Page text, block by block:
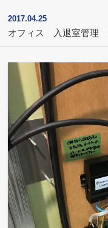
2017.04.25
オフィス 入退室管理